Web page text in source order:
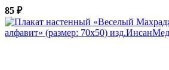
85 ₽